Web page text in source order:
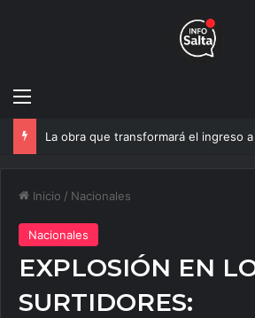
Menú
Inicio / Nacionales
Nacionales
EXPLOSIÓN EN
SURTIDORES: